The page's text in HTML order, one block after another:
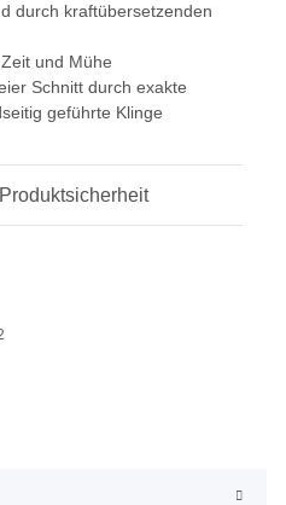
durch kraftübersetzenden
und Mühe
Schnitt durch exakte
geführte Klinge